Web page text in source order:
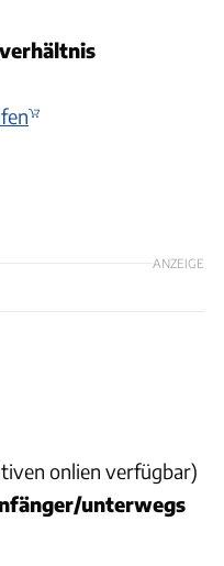
ANZEIGE
onlien verfügbar)
unterwegs